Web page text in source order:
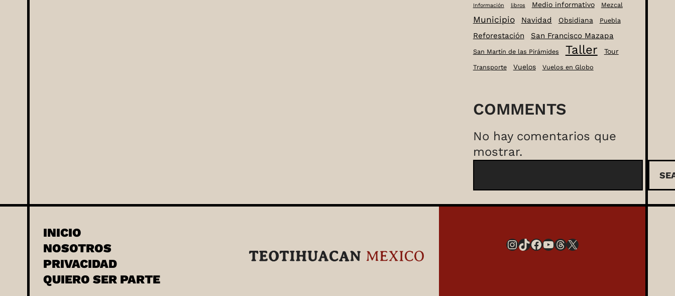
Información libros Medio informativo Mezcal
Municipio Navidad Obsidiana Puebla
Reforestación San Francisco Mazapa
San Martín de las Pirámides Taller Tour
Transporte Vuelos Vuelos en Globo
COMMENTS
No hay comentarios que
mostrar.
INICIO
NOSOTROS
PRIVACIDAD
QUIERO SER PARTE
InstagramTikTok Facebook YouTube Threads X